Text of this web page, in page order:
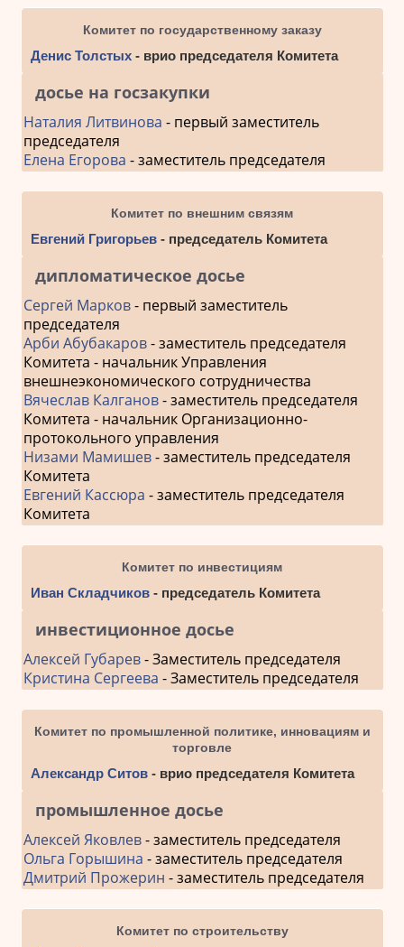
Комитет по государственному заказу
Денис Толстых- врио председателя Комитета
досье на госзакупки
Наталия Литвинова - первый заместитель
председателя
Елена Егорова - заместитель председателя
Комитет по внешним связям
Евгений Григорьев- председатель Комитета
дипломатическое досье
Сергей Марков- первый заместитель
председателя
Арби Абубакаров- заместитель председателя
Комитета - начальник Управления
внешнеэкономического сотрудничества
Вячеслав Калганов- заместитель председателя
Комитета - начальник Организационно-
протокольного управления
Низами Мамишев- заместитель председателя
Комитета
Евгений Кассюра - заместитель председателя
Комитета
Комитет по инвестициям
Иван Складчиков- председатель Комитета
инвестиционное досье
Алексей Губарев- Заместитель председателя
Кристина Сергеева - Заместитель председателя
Комитет по промышленной политике, инновациям и
торговле
Александр Ситов- врио председателя Комитета
промышленное досье
Алексей Яковлев- заместитель председателя
Ольга Горышина - заместитель председателя
Дмитрий Прожерин - заместитель председателя
Комитет по строительству